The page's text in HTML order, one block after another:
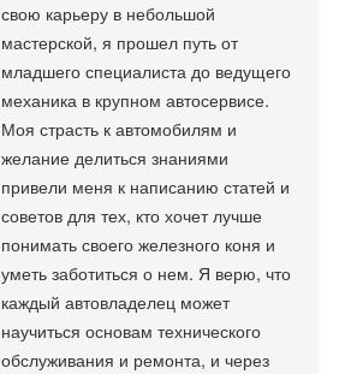
свою карьеру в небольшой
мастерской, я прошел путь от
младшего специалиста до ведущего
механика в крупном автосервисе.
Моя страсть к автомобилям и
желание делиться знаниями
привели меня к написанию статей и
советов для тех, кто хочет лучше
понимать своего железного коня и
уметь заботиться о нем. Я верю, что
каждый автовладелец может
научиться основам технического
обслуживания и ремонта, и через